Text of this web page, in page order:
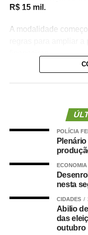
R$ 15 mil.
A modalidade
O Desenrola
Além dos
linha voltada a
do Fundo de
para trabalhadores
Segundo o ministro
etapa amplia o
originalmente para
inadimplentes.
POLÍCIA
ECONOMIA
nesta
CIDADES
Abilio
das
outubro